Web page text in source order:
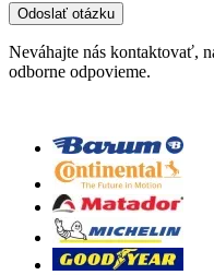
Neváhajte nás kontaktovať,
odborne odpovieme.